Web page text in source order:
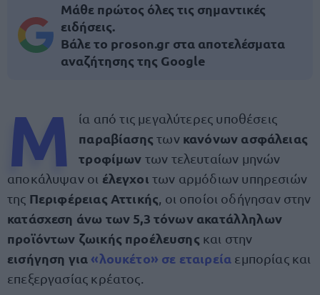
Μάθε πρώτος όλες τις σημαντικές
ειδήσεις.
Βάλε το proson.gr στα αποτελέσματα
αναζήτησης της Google
Μ ία από τις μεγαλύτερες υποθέσεις
παραβίασηςτων κανόνων ασφάλειας
τροφίμων των τελευταίων μηνών
αποκάλυψαν οι έλεγχοι των αρμόδιων υπηρεσιών
της Περιφέρειας Αττικής , οι οποίοι οδήγησαν στην
κατάσχεση άνω των 5,3 τόνων ακατάλληλων
προϊόντων ζωικής προέλευσης και στην
εισήγηση για«λουκέτο» σε εταιρεία εμπορίας και
επεξεργασίας κρέατος.